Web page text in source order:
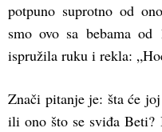
potpuno suprotno od
smo ovo sa bebama
ispružila ruku i rekla:
Znači pitanje je: šta će
ili ono što se sviđa